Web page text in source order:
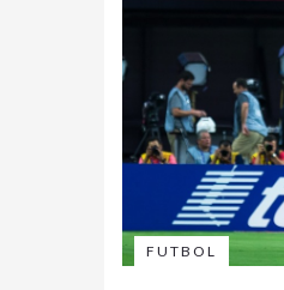
FUTBOL